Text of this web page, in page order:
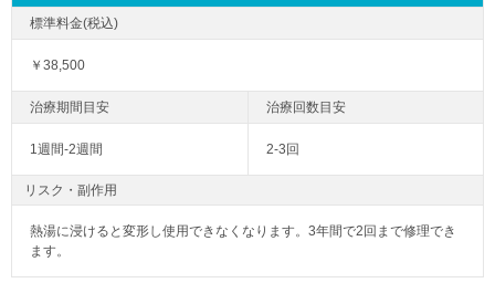
￥38,500
1週間-2週間 2-3回
リスク・副作用
熱湯に浸けると変形し使用できなくなります。3年間で2回まで修理でき
ます。